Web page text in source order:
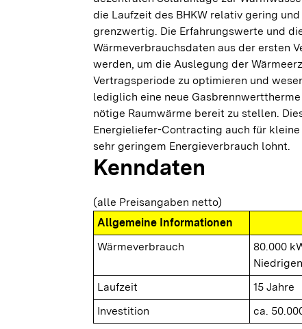
die Laufzeit des BHKW relativ gering
grenzwertig. Die Erfahrungswerte und
Wärmeverbrauchsdaten aus der ersten
werden, um die Auslegung der
Vertragsperiode zu optimieren und
lediglich eine neue
nötige Raumwärme bereit zu stellen.
Energieliefer-Contracting auch für
sehr geringem Energieverbrauch lohnt.
Kenndaten
(alle Preisangaben netto)
Allgemeine Informationen
Wärmeverbrauch
80.000
Laufzeit
15 Jahre
Investition
ca.